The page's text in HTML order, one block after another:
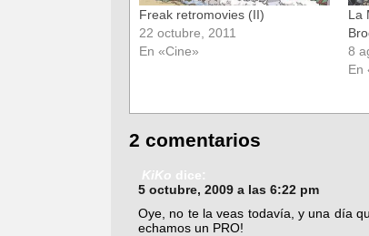
Freak retromovies (II)
22 octubre, 2011
En «Cine»
La
8
En
2 comentarios
KiKo dice:
5 octubre, 2009 a las 6:22 pm
Oye, no te la veas todavía, y una día
echamos un PRO!